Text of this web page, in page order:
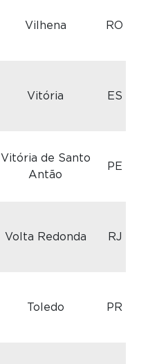
Vilhena RO
Vitória ES
Vitória de Santo
Antão
PE
Volta Redonda RJ
Toledo PR